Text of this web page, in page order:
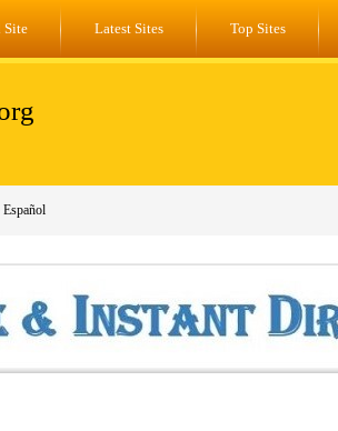
Site Latest Sites Top Sites
Español